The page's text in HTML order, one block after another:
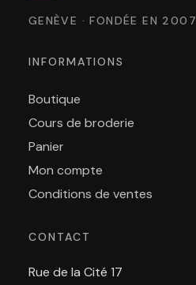
GENÈVE · FONDÉE EN 2007
INFORMATIONS
Boutique
Cours de broderie
Panier
Mon compte
Conditions de ventes
CONTACT
Rue de la Cité 17